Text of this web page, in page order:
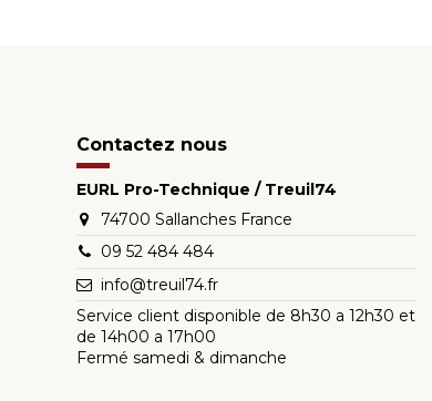
Contactez nous
EURL Pro-Technique / Treuil74
74700 Sallanches France
09 52 484 484
info@treuil74.fr
Service client disponible de 8h30 a 12h30 et
de 14h00 a 17h00
Fermé samedi & dimanche